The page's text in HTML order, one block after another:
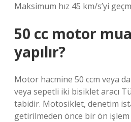
Maksimum hız 45 km/s’yi
50 cc motor
yapılır?
Motor hacmine 50 ccm veya
veya sepetli iki bisiklet aracı
tabidir. Motosiklet, denetim
getirilmeden önce bir ön işlem